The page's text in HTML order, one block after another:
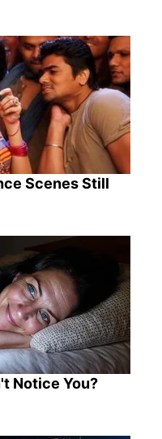
Scenes Still
Notice You?